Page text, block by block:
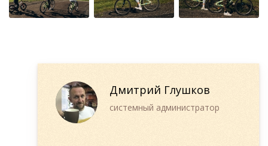
Дмитрий Глушков
системный администратор